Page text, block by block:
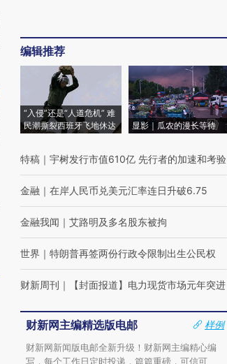
编辑推荐
“入侵”还是“人道危机” 难
民潮撕裂西班牙飞地休达
显影｜瓜农的漫长等待
特稿 ｜ 宇树发行市值610亿 先行者的加速和考验
金融 ｜ 在岸人民币兑美元汇率连日升破6.75
金融我闻 ｜ 艾路明及多名股东被拘
世界 ｜ 特朗普再签两份行政令限制出生公民权
财新周刊 ｜ 【封面报道】电力现货市场元年突进
财新网主编精选版电邮
样例
财新网新闻版电邮全新升级！财新网主编精心编
写，每个工作日定时投递，篇篇重磅，可信可